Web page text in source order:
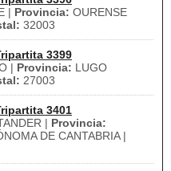
| Provincia: OURENSE
32003
3399
| Provincia: LUGO
27003
3401
| Provincia:
DE CANTABRIA |